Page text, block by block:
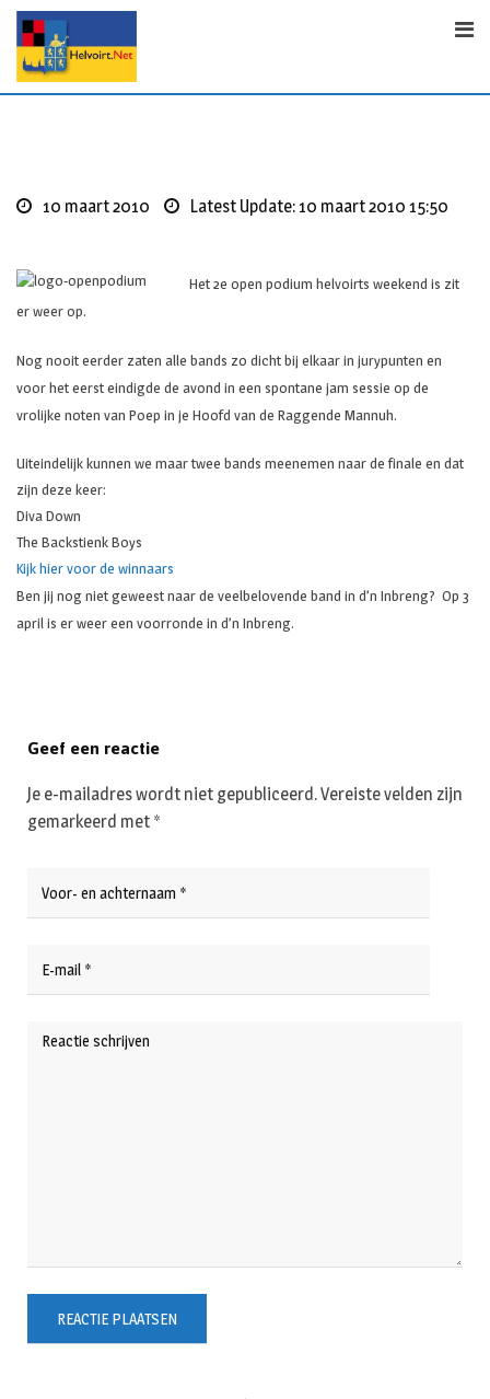
p
10 maart 2010 Latest Update: 10 maart 2010 15:50
Het 2e open podium helvoirts weekend is zit
er weer op.
Nog nooit eerder zaten alle bands zo dicht bij elkaar in jurypunten en
voor het eerst eindigde de avond in een spontane jam sessie op de
vrolijke noten van Poep in je Hoofd van de Raggende Mannuh.
Uiteindelijk kunnen we maar twee bands meenemen naar de finale en dat
zijn deze keer:
Diva Down
The Backstienk Boys
Kijk hier voor de winnaars
Ben jij nog niet geweest naar de veelbelovende band in d’n Inbreng? Op 3
april is er weer een voorronde in d’n Inbreng.
Geef een reactie
Je e-mailadres wordt niet gepubliceerd.Vereiste velden zijn
gemarkeerd met *